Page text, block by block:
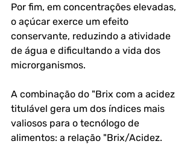
Por fim, em concentrações elevadas,
o açúcar exerce um efeito
conservante, reduzindo a atividade
de água e dificultando a vida dos
microrganismos.
A combinação do "Brix com a acidez
titulável gera um dos índices mais
valiosos para o tecnólogo de
alimentos: a relação "Brix/Acidez.